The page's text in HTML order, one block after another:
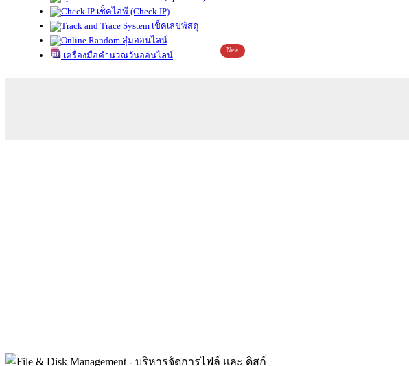
เช็คไอพี (Check IP)
เช็คเลขพัสดุ
สุ่มออนไลน์
เครื่องมือคำนวณวันออนไลน์
New